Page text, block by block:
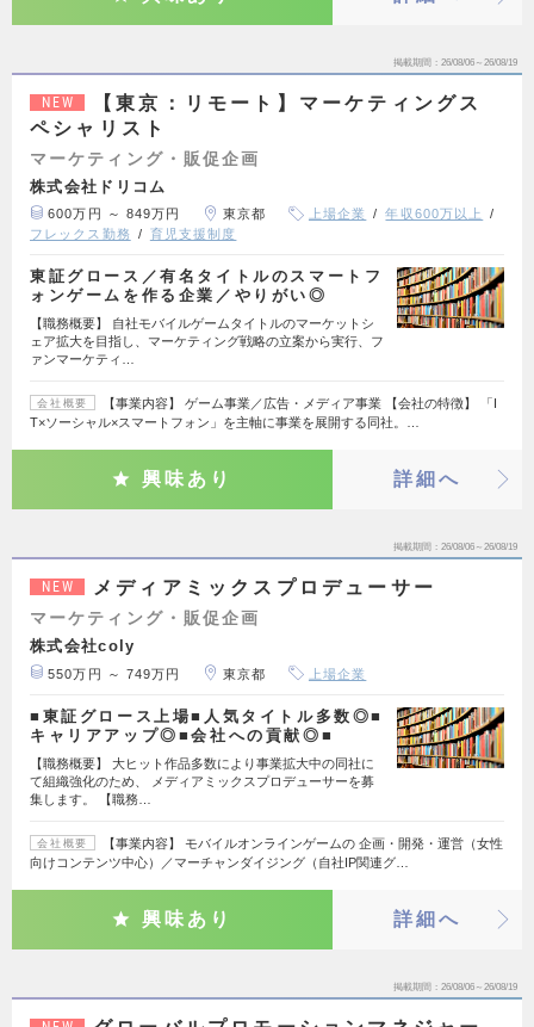
掲載期間 26/08/06～26/08/19
NEW
【東京：リモート】マーケティングス
ペシャリスト
マーケティング・販促企画
株式会社ドリコム
600万円 ～ 849万円 東京都 上場企業
年収600万以上
フレックス勤務
育児支援制度
東証グロース／有名タイトルのスマートフ
ォンゲームを作る企業／やりがい◎
【職務概要】 自社モバイルゲームタイトルのマーケットシ
ェア拡大を目指し、マーケティング戦略の立案から実行、フ
ァンマーケティ…
会社概要
【事業内容】 ゲーム事業／広告・メディア事業 【会社の特徴】 「I
T×ソーシャル×スマートフォン」を主軸に事業を展開する同社。…
興味あり 詳細へ
掲載期間 26/08/06～26/08/19
NEW メディアミックスプロデューサー
マーケティング・販促企画
株式会社coly
550万円 ～ 749万円 東京都 上場企業
■東証グロース上場■人気タイトル多数◎■
キャリアアップ◎■会社への貢献◎■
【職務概要】 大ヒット作品多数により事業拡大中の同社に
て組織強化のため、 メディアミックスプロデューサーを募
集します。 【職務…
会社概要
【事業内容】 モバイルオンラインゲームの 企画・開発・運営（女性
向けコンテンツ中心）／マーチャンダイジング（自社IP関連グ…
興味あり 詳細へ
掲載期間 26/08/06～26/08/19